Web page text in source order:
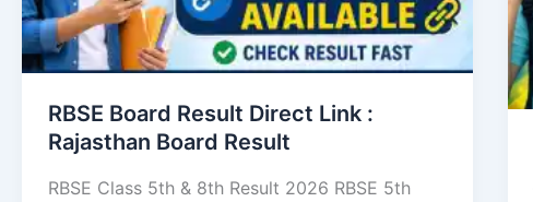
RBSE Board Result Direct Link : ​
Rajasthan Board Result
RBSE Class 5th & 8th Result 2026 RBSE 5th